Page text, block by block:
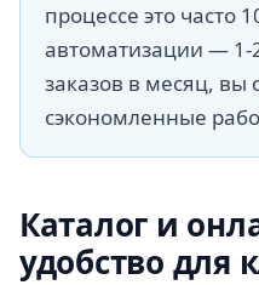
процессе это часто
автоматизации —
заказов в месяц, вы
сэкономленные
Каталог и
удобство для